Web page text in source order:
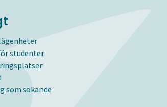
studenter
som sökande